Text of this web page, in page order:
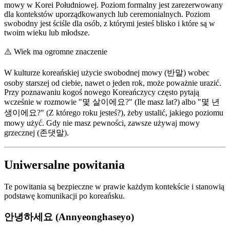
mowy w Korei Południowej. Poziom formalny jest zarezerwowany
dla kontekstów uporządkowanych lub ceremonialnych. Poziom
swobodny jest ściśle dla osób, z którymi jesteś blisko i które są w
twoim wieku lub młodsze.
⚠️ Wiek ma ogromne znaczenie
W kulturze koreańskiej użycie swobodnej mowy (반말) wobec
osoby starszej od ciebie, nawet o jeden rok, może poważnie urazić.
Przy poznawaniu kogoś nowego Koreańczycy często pytają
wcześnie w rozmowie "몇 살이에요?" (Ile masz lat?) albo "몇 년
생이에요?" (Z którego roku jesteś?), żeby ustalić, jakiego poziomu
mowy użyć. Gdy nie masz pewności, zawsze używaj mowy
grzecznej (존댓말).
Uniwersalne powitania
Te powitania są bezpieczne w prawie każdym kontekście i stanowią
podstawę komunikacji po koreańsku.
안녕하세요 (Annyeonghaseyo)